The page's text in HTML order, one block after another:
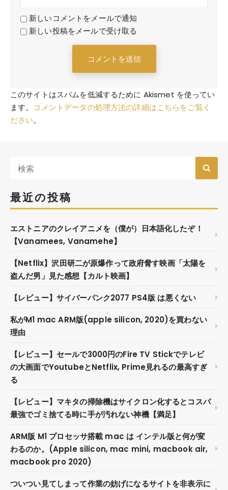
新しいコメントをメールで通知
新しい投稿をメールで受け取る
このサイトはスパムを低減するために Akismet を使ってい
ます。 コメントデータの処理方法の詳細はこちらをご覧く
ださい。
最近の投稿
エストニアのクレイアニメを（僕が）日本語化したぞ！
【Vanamees, Vanamehe】
【Netflix】沢田研二が原爆作って政府脅す映画「太陽を
盗んだ男」見た感想【カルト映画】
【レビュー】サイバーパンク2077 PS4版 は悪くない
私がM1 mac ARM版(apple silicon, 2020)を買わない
理由
【レビュー】セールで3000円のFire TV Stickでテレビ
の大画面でYoutubeとNetflix, Prime見れるの最高すぎ
る
【レビュー】マキタの掃除機はサイクロン化するとコスパ
最強でゴミ捨てる時に手が汚れない神機【満足】
ARM版 M1 プロセッサ搭載 mac は インテル版と何が変
わるのか。(Apple silicon, mac mini, macbook air,
macbook pro 2020)
ついつい見てしまって作業の妨げになるサイトを非表示に